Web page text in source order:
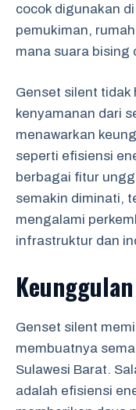
cocok digunakan
pemukiman,
mana suara bising
Genset silent
kenyamanan dari
menawarkan
seperti efisiensi
berbagai fitur
semakin diminati,
mengalami
infrastruktur dan
Genset silent
membuatnya
Sulawesi Barat.
adalah efisiensi